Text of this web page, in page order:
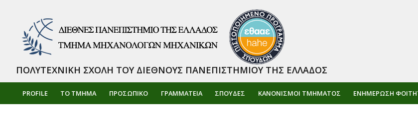
PROFILE ΤΟ ΤΜΗΜΑ ΠΡΟΣΩΠΙΚΌ ΓΡΑΜΜΑΤΕΙΑ ΣΠΟΥΔΕΣ ΚΑΝΟΝΙΣΜΟΙ ΤΜΗΜΑΤΟΣ ΕΝΗΜΈΡΩΣΗ
ΠΟΛΥΤΕΧΝΙΚΗ ΣΧΟΛΗ ΤΟΥ ΔΙΕΘΝΟΥΣ ΠΑΝΕΠΙΣΤΗΜΙΟΥ ΤΗΣ ΕΛΛΑΔΟΣ